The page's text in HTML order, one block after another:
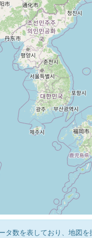
タ数を表しており、地図